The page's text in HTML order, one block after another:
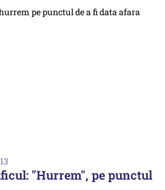
"Hurrem", pe punctul